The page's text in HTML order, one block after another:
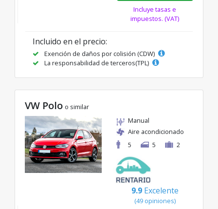
Incluye tasas e
impuestos. (VAT)
Incluido en el precio:
Exención de daños por colisión (CDW)
La responsabilidad de terceros(TPL)
VW Polo o similar
Manual
Aire acondicionado
5
5 2
9.9 Excelente
(49 opiniones)